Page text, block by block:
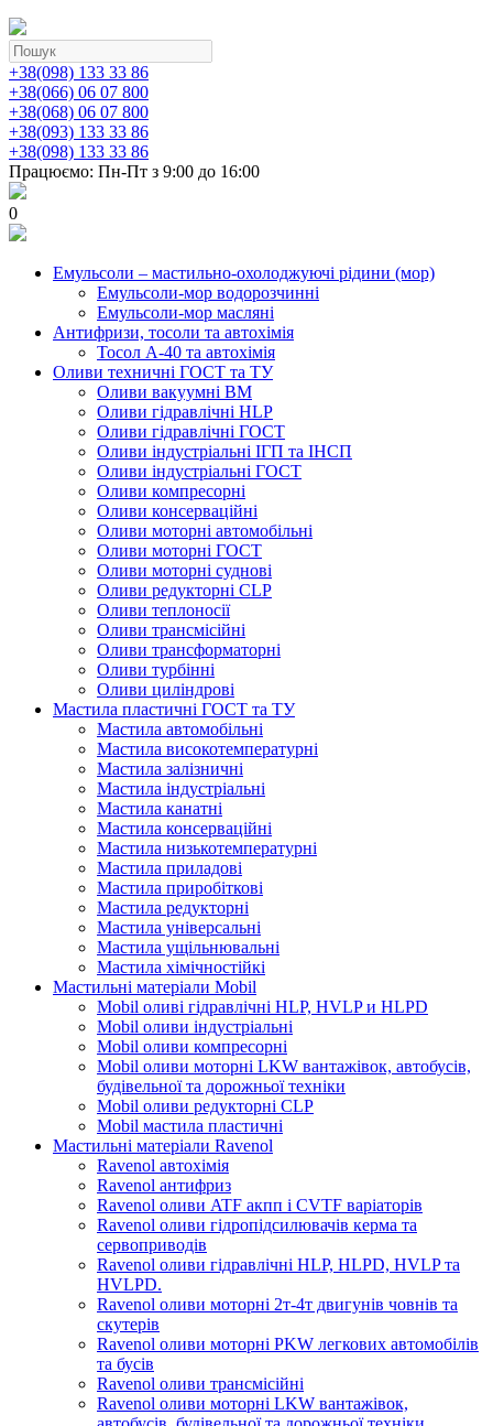
+38(098) 133 33 86
+38(066) 06 07 800
+38(068) 06 07 800
+38(093) 133 33 86
+38(098) 133 33 86
Працюємо: Пн-Пт з 9:00 до 16:00
0
Емульсоли – мастильно-охолоджуючі рідини (мор)
Емульсоли-мор водорозчинні
Емульсоли-мор масляні
Антифризи, тосоли та автохімія
Тосол А-40 та автохімія
Оливи техничні ГОСТ та ТУ
Оливи вакуумні ВМ
Оливи гідравлічні HLP
Оливи гідравлічні ГОСТ
Оливи індустріальні ІГП та ІНСП
Оливи індустріальні ГОСТ
Оливи компресорні
Оливи консерваційні
Оливи моторні автомобільні
Оливи моторні ГОСТ
Оливи моторні суднові
Оливи редукторні CLP
Оливи теплоносії
Оливи трансмісійні
Оливи трансформаторні
Оливи турбінні
Оливи циліндрові
Мастила пластичні ГОСТ та ТУ
Мастила автомобільні
Мастила високотемпературні
Мастила залізничні
Мастила індустріальні
Мастила канатні
Мастила консерваційні
Мастила низькотемпературні
Мастила приладові
Мастила приробіткові
Мастила редукторні
Мастила універсальні
Мастила ущільнювальні
Мастила хімічностійкі
Мастильні матеріали Mobil
Mobil оливі гідравлічні HLP, HVLP и HLPD
Mobil оливи індустріальні
Mobil оливи компресорні
Mobil оливи моторні LKW вантажівок, автобусів,
будівельної та дорожньої техніки
Mobil оливи редукторні CLP
Mobil мастила пластичні
Мастильні матеріали Ravenol
Ravenol автохімія
Ravenol антифриз
Ravenol оливи ATF акпп і CVTF варіаторів
Ravenol оливи гідропідсилювачів керма та
сервоприводів
Ravenol оливи гідравлічні HLP, HLPD, HVLP та
HVLPD.
Ravenol оливи моторні 2т-4т двигунів човнів та
скутерів
Ravenol оливи моторні PKW легкових автомобілів
та бусів
Ravenol оливи трансмісійні
Ravenol оливи моторні LKW вантажівок,